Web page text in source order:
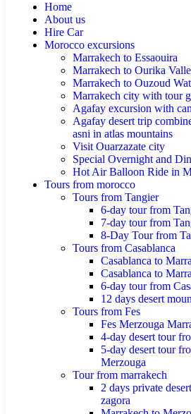
Home
About us
Hire Car
Morocco excursions
Marrakech to Essaouira
Marrakech to Ourika
Marrakech to Ouzoud
Marrakech city with tour
Agafay excursion with
Agafay desert trip
asni in atlas mountains
Visit Ouarzazate city
Special Overnight and
Hot Air Balloon Ride in
Tours from morocco
Tours from Tangier
6-day tour from
7-day tour from
8-Day Tour from
Tours from Casablanca
Casablanca to
Casablanca to
6-day tour from
12 days desert
Tours from Fes
Fes Merzouga
4-day desert tour
5-day desert tour
Merzouga
Tour from marrakech
2 days private
zagora